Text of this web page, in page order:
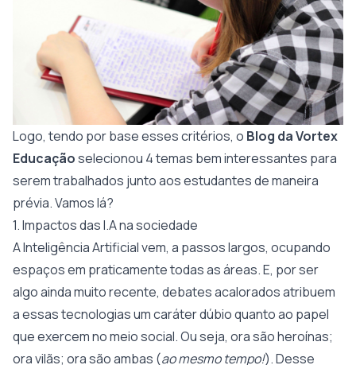
Logo, tendo por base esses critérios, o Blog da Vortex
Educaçãoselecionou 4 temas bem interessantes para
serem trabalhados junto aos estudantes de maneira
prévia. Vamos lá?
1. Impactos das I.A na sociedade
A Inteligência Artificial vem, a passos largos, ocupando
espaços em praticamente todas as áreas. E, por ser
algo ainda muito recente, debates acalorados atribuem
a essas tecnologias um caráter dúbio quanto ao papel
que exercem no meio social. Ou seja, ora são heroínas;
ora vilãs; ora são ambas (ao mesmo tempo!). Desse